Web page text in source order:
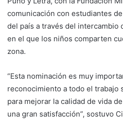
comunicación con estudiantes
del país a través del intercambio
en el que los niños comparten
zona.
“Esta nominación es muy
reconocimiento a todo el trabajo
para mejorar la calidad de vida
una gran satisfacción”, sostuvo